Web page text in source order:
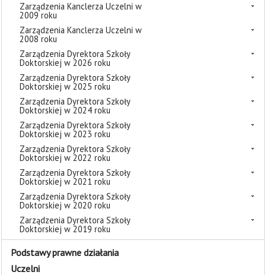
Zarządzenia Kanclerza Uczelni w
2009 roku
Zarządzenia Kanclerza Uczelni w
2008 roku
Zarządzenia Dyrektora Szkoły
Doktorskiej w 2026 roku
Zarządzenia Dyrektora Szkoły
Doktorskiej w 2025 roku
Zarządzenia Dyrektora Szkoły
Doktorskiej w 2024 roku
Zarządzenia Dyrektora Szkoły
Doktorskiej w 2023 roku
Zarządzenia Dyrektora Szkoły
Doktorskiej w 2022 roku
Zarządzenia Dyrektora Szkoły
Doktorskiej w 2021 roku
Zarządzenia Dyrektora Szkoły
Doktorskiej w 2020 roku
Zarządzenia Dyrektora Szkoły
Doktorskiej w 2019 roku
Podstawy prawne działania
Uczelni